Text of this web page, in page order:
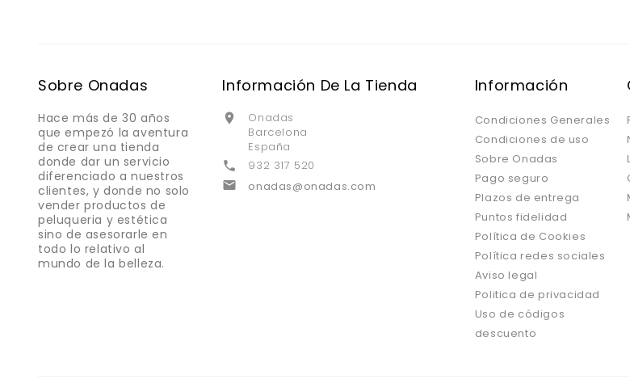
Sobre Onadas
Hace más de 30 años
que empezó la aventura
de crear una tienda
donde dar un servicio
diferenciado a nuestros
clientes, y donde no solo
vender productos de
peluqueria y estética
sino de asesorarle en
todo lo relativo al
mundo de la belleza.
Información De La Tienda

Onadas
Barcelona
España
 932 317 520
 onadas@onadas.com
Información
Condiciones Generales
Condiciones de uso
Sobre Onadas
Pago seguro
Plazos de entrega
Puntos fidelidad
Política de Cookies
Política redes sociales
Aviso legal
Politica de privacidad
Uso de códigos
descuento